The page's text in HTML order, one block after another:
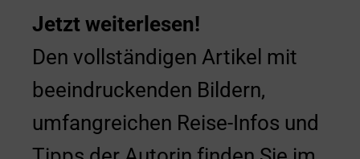
Jetzt weiterlesen!
Den vollständigen Artikel mit
beeindruckenden Bildern,
umfangreichen Reise-Infos und